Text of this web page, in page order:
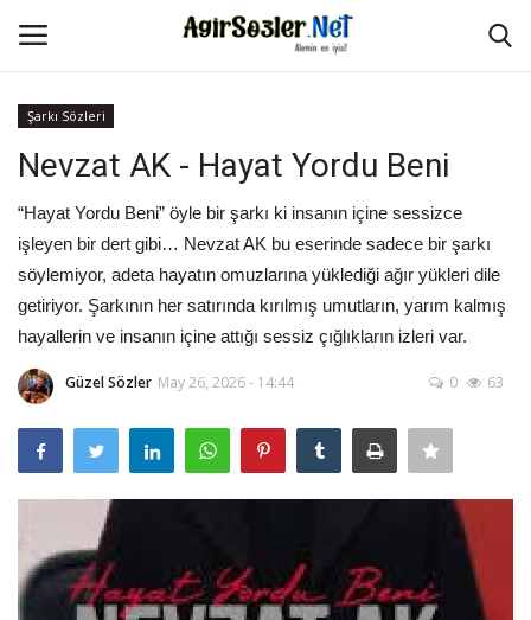
Anasayfa
İletişim
Aşk Sözleri
Güzel Sözler
Şarkı Sözleri
Ağır Sözler
Damar Sözler
Şarkı Sözleri
Nevzat AK - Hayat Yordu Beni
“Hayat Yordu Beni” öyle bir şarkı ki insanın içine sessizce
işleyen bir dert gibi… Nevzat AK bu eserinde sadece bir şarkı
söylemiyor, adeta hayatın omuzlarına yüklediği ağır yükleri dile
getiriyor. Şarkının her satırında kırılmış umutların, yarım kalmış
hayallerin ve insanın içine attığı sessiz çığlıkların izleri var.
Güzel Sözler May 26, 2026 - 14:44 0 63